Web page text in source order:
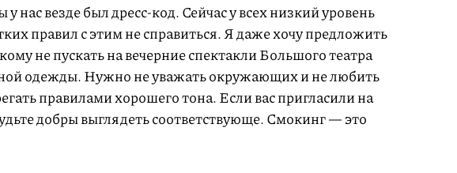
у нас везде был дресс-код. Сейчас у всех низкий уровень
правил с этим не справиться. Я даже хочу предложить
не пускать на вечерние спектакли Большого театра
одежды. Нужно не уважать окружающих и не любить
правилами хорошего тона. Если вас пригласили на
добры выглядеть соответствующе. Смокинг — это